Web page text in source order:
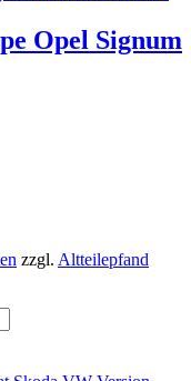
Opel Signum
zzgl. Altteilepfand